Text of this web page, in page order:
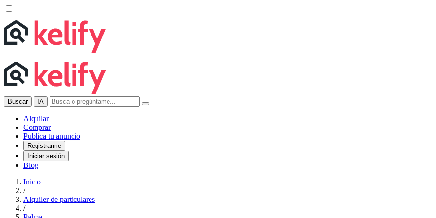
Buscar IA
Alquilar
Comprar
Publica tu anuncio
Registrarme
Iniciar sesión
Blog
Inicio
/
Alquiler de particulares
/